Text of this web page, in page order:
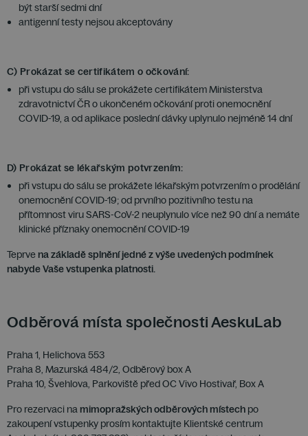
být starší sedmi dní
antigenní testy nejsou akceptovány
C) Prokázat se certifikátem o očkování:
při vstupu do sálu se prokážete certifikátem Ministerstva
zdravotnictví ČR o ukončeném očkování proti onemocnění
COVID-19, a od aplikace poslední dávky uplynulo nejméně 14 dní
D) Prokázat se lékařským potvrzením:
při vstupu do sálu se prokážete lékařským potvrzením o prodělání
onemocnění COVID-19; od prvního pozitivního testu na
přítomnost viru SARS-CoV-2 neuplynulo více než 90 dní a nemáte
klinické příznaky onemocnění COVID-19
Teprve na základě splnění jedné z výše uvedených podmínek
nabyde Vaše vstupenka platnosti.
Odběrová místa společnosti AeskuLab
Praha 1, Helichova 553
Praha 8, Mazurská 484/2, Odběrový box A
Praha 10, Švehlova, Parkoviště před OC Vivo Hostivař, Box A
Pro rezervaci na mimopražských odběrových místech po
zakoupení vstupenky prosím kontaktujte Klientské centrum